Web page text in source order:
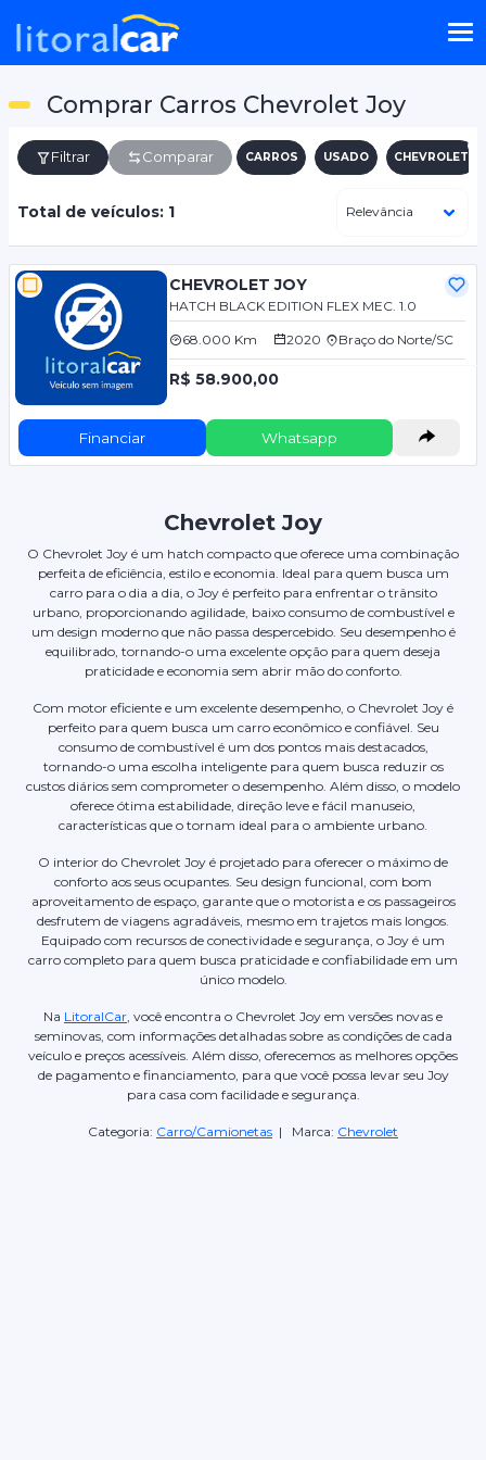
Comprar Carros Chevrolet Joy
Filtrar Comparar CARROS USADO CHEVROLET
Total de veículos: 1
CHEVROLET JOY
HATCH BLACK EDITION FLEX MEC. 1.0
68.000 Km 2020 Braço do Norte/SC
R$ 58.900,00
Financiar Whatsapp
Chevrolet Joy
O Chevrolet Joy é um hatch compacto que oferece uma combinação
perfeita de eficiência, estilo e economia. Ideal para quem busca um
carro para o dia a dia, o Joy é perfeito para enfrentar o trânsito
urbano, proporcionando agilidade, baixo consumo de combustível e
um design moderno que não passa despercebido. Seu desempenho é
equilibrado, tornando-o uma excelente opção para quem deseja
praticidade e economia sem abrir mão do conforto.
Com motor eficiente e um excelente desempenho, o Chevrolet Joy é
perfeito para quem busca um carro econômico e confiável. Seu
consumo de combustível é um dos pontos mais destacados,
tornando-o uma escolha inteligente para quem busca reduzir os
custos diários sem comprometer o desempenho. Além disso, o modelo
oferece ótima estabilidade, direção leve e fácil manuseio,
características que o tornam ideal para o ambiente urbano.
O interior do Chevrolet Joy é projetado para oferecer o máximo de
conforto aos seus ocupantes. Seu design funcional, com bom
aproveitamento de espaço, garante que o motorista e os passageiros
desfrutem de viagens agradáveis, mesmo em trajetos mais longos.
Equipado com recursos de conectividade e segurança, o Joy é um
carro completo para quem busca praticidade e confiabilidade em um
único modelo.
Na LitoralCar , você encontra o Chevrolet Joy em versões novas e
seminovas, com informações detalhadas sobre as condições de cada
veículo e preços acessíveis. Além disso, oferecemos as melhores opções
de pagamento e financiamento, para que você possa levar seu Joy
para casa com facilidade e segurança.
Categoria: Carro/Camionetas | Marca: Chevrolet